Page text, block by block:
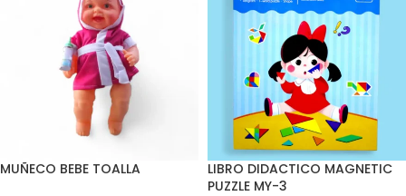
MUÑECO BEBE TOALLA
LIBRO DIDACTICO MAGNETIC
PUZZLE MY-3